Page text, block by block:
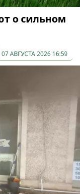
о сильном
07 АВГУСТА 2026 16:59